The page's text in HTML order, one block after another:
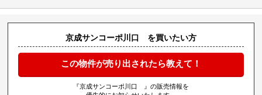
京成サンコーポ川口 を買いたい方
この物件が売り出されたら教えて！
『京成サンコーポ川口 』の販売情報を